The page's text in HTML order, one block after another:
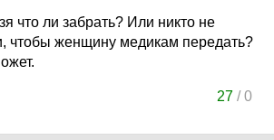
что ли забрать? Или никто не
чтобы женщину медикам передать?
27 /0